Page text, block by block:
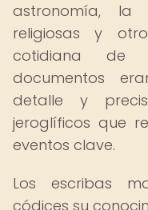
astronomía, la
religiosas y
cotidiana de
documentos
detalle y
jeroglíficos que
eventos clave.
Los escribas
códices su